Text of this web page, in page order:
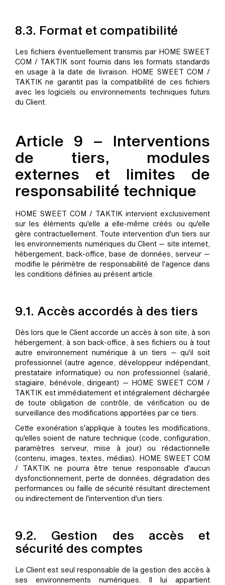
8.3. Format et compatibilité
Les fichiers éventuellement transmis par HOME SWEET
COM / TAKTIK sont fournis dans les formats standards
en usage à la date de livraison. HOME SWEET COM /
TAKTIK ne garantit pas la compatibilité de ces fichiers
avec les logiciels ou environnements techniques futurs
du Client.
Article 9 – Interventions
de tiers, modules
externes et limites de
responsabilité technique
HOME SWEET COM / TAKTIK intervient exclusivement
sur les éléments qu'elle a elle-même créés ou qu'elle
gère contractuellement. Toute intervention d'un tiers sur
les environnements numériques du Client — site internet,
hébergement, back-office, base de données, serveur —
modifie le périmètre de responsabilité de l'agence dans
les conditions définies au présent article.
9.1. Accès accordés à des tiers
Dès lors que le Client accorde un accès à son site, à son
hébergement, à son back-office, à ses fichiers ou à tout
autre environnement numérique à un tiers — qu'il soit
professionnel (autre agence, développeur indépendant,
prestataire informatique) ou non professionnel (salarié,
stagiaire, bénévole, dirigeant) — HOME SWEET COM /
TAKTIK est immédiatement et intégralement déchargée
de toute obligation de contrôle, de vérification ou de
surveillance des modifications apportées par ce tiers.
Cette exonération s'applique à toutes les modifications,
qu'elles soient de nature technique (code, configuration,
paramètres serveur, mise à jour) ou rédactionnelle
(contenu, images, textes, médias). HOME SWEET COM
/ TAKTIK ne pourra être tenue responsable d'aucun
dysfonctionnement, perte de données, dégradation des
performances ou faille de sécurité résultant directement
ou indirectement de l'intervention d'un tiers.
9.2. Gestion des accès et
sécurité des comptes
Le Client est seul responsable de la gestion des accès à
ses environnements numériques. Il lui appartient